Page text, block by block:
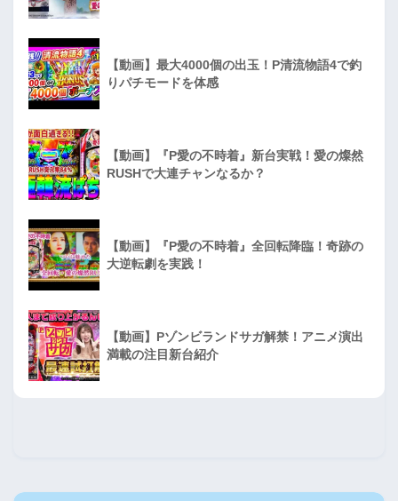
【動画】最大4000個の出玉！P清流物語4で釣
りパチモードを体感
【動画】『P愛の不時着』新台実戦！愛の燦然
RUSHで大連チャンなるか？
【動画】『P愛の不時着』全回転降臨！奇跡の
大逆転劇を実践！
【動画】Pゾンビランドサガ解禁！アニメ演出
満載の注目新台紹介